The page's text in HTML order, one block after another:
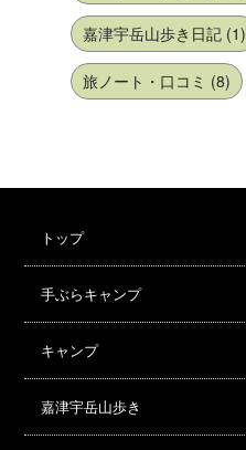
嘉津宇岳山歩き日記 (1)
旅ノート・口コミ (8)
トップ
手ぶらキャンプ
キャンプ
嘉津宇岳山歩き